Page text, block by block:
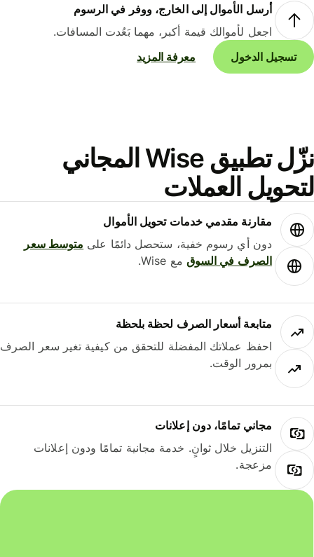
أرسل الأموال إلى الخارج، ووفر في الرسوم
اجعل لأموالك قيمة أكبر، مهما بَعُدت المسافات.
تسجيل الدخول
معرفة المزيد
نزّل تطبيق Wise المجاني
العملات
مقارنة مقدمي خدمات تحويل الأموال
دون أي رسوم خفية، ستحصل دائمًا علىمتوسط ​​سعر
الصرف في السوقمع Wise.
متابعة أسعار الصرف لحظة بلحظة
احفظ عملاتك المفضلة للتحقق من كيفية تغير سعر الصرف
بمرور الوقت.
مجاني تمامًا، دون إعلانات
التنزيل خلال ثوانٍ. خدمة مجانية تمامًا ودون إعلانات
مزعجة.